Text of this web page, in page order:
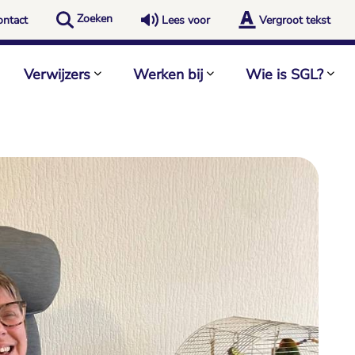
Zoeken Lees voor Vergroot tekst
Verwijzers Werken bij Wie is SGL?